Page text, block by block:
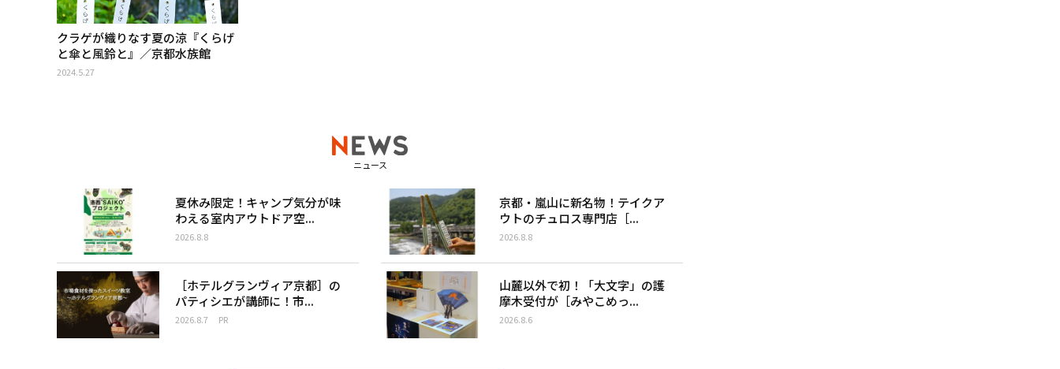
クラゲが織りなす夏の涼『くらげ
と傘と風鈴と』／京都水族館
2024.5.27
ニュース
夏休み限定！キャンプ気分が味
わえる室内アウトドア空...
2026.8.8
京都・嵐山に新名物！テイクア
ウトのチュロス専門店［...
2026.8.8
［ホテルグランヴィア京都］の
パティシエが講師に！市...
2026.8.7 PR
山麓以外で初！「大文字」の護
摩木受付が［みやこめっ...
2026.8.6